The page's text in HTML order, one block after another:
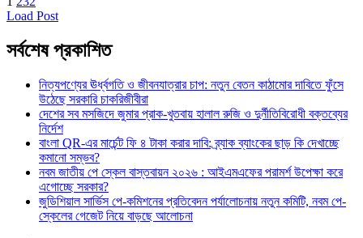
Load Post
সর্বশেষ প্রকাশিত
নিত্যপণ্যের ঊর্ধ্বগতি ও জীবনযাত্রার চাপ: নতুন বেতন কাঠামোর দাবিতে ফুঁসে
উঠেছে সরকারি চাকরিজীবীরা
দেশের সব মসজিদে জুমার প্রাক-খুতবায় হালাল রুজি ও দুর্নীতিবিরোধী বক্তব্যের
নির্দেশ
বাংলা QR-এর মার্চেন্ট ফি ৪ টাকা করার দাবি: ব্র্যাক ব্যাংকের ছাড় কি দেখাচ্ছে
কমানো সম্ভব?
নবম জাতীয় পে স্কেল বাস্তবায়ন ২০২৬ : আইএমএফের পরামর্শ উপেক্ষা করে
এগোচ্ছে সরকার?
জুডিশিয়াল সার্ভিস পে-কমিশনের প্রতিবেদন পর্যালোচনায় নতুন কমিটি, নবম পে-
স্কেলের গেজেট নিয়ে বাড়ছে আলোচনা